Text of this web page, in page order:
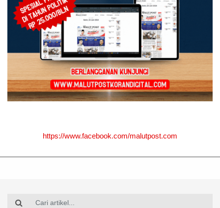
https://www.facebook.com/malutpost.com